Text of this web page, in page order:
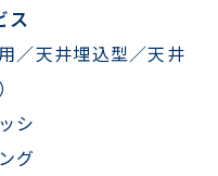
ス
／天井埋込型／天井
シ
グ